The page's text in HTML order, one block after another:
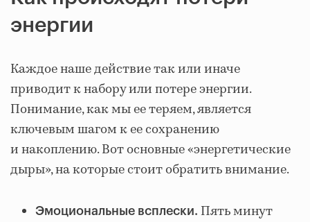
энергии
Каждое наше действие так или иначе
приводит к набору или потере энергии.
Понимание, как мы ее теряем, является
ключевым шагом к ее сохранению
и накоплению. Вот основные «энергетические
дыры», на которые стоит обратить внимание.
Эмоциональные всплески. Пять минут